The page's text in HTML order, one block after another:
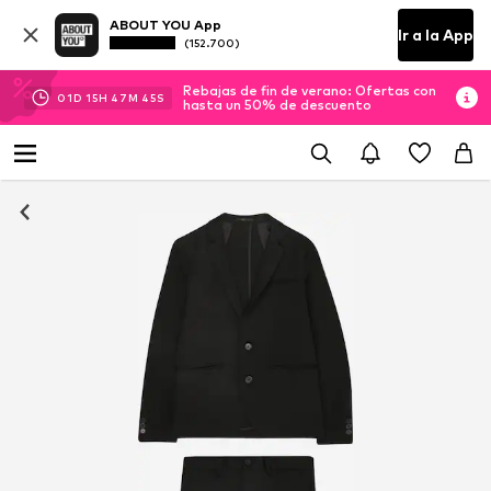
ABOUT YOU App
(152.700) Ir a la App
01D 15H 47M 45S
Rebajas de fin de verano: Ofertas con
hasta un 50% de descuento